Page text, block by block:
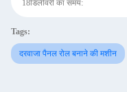
18डिलीवरी का समय:
Tags:
दरवाजा पैनल रोल बनाने की मशीन